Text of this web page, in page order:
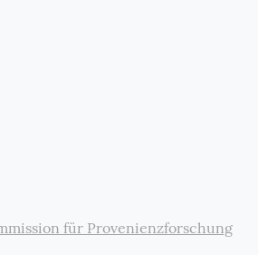
für Provenienzforschung